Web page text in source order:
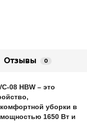
Отзывы 0
08 HBW – это
уборки в
1650 Вт и